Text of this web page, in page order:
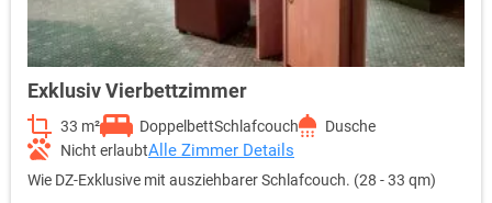
Exklusiv Vierbettzimmer
33 m² DoppelbettSchlafcouch
Dusche
Nicht erlaubtAlle Zimmer Details
Wie DZ-Exklusive mit ausziehbarer Schlafcouch. (28 - 33 qm)